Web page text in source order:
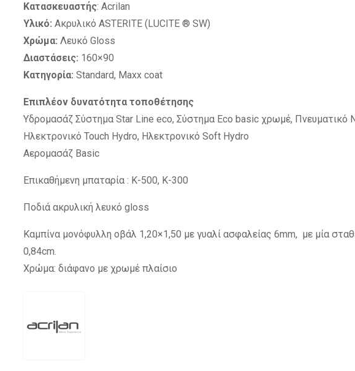
Κατασκευαστής: Acrilan
Υλικό: Ακρυλικό ASTERITE (LUCITE ® SW)
Χρώμα: Λευκό Gloss
Διαστάσεις: 160×90
Κατηγορία: Standard, Maxx coat
Επιπλέον δυνατότητα τοποθέτησης
Υδρομασάζ Σύστημα Star Line eco, Σύστημα Eco basic χρωμέ, Πνευματικό
Ηλεκτρονικό Touch Hydro, Ηλεκτρονικό Soft Hydro
Αερομασάζ Basic
Επικαθήμενη μπαταρία : K-500, K-300
Ποδιά ακρυλική λευκό gloss
Kαμπίνα μονόφυλλη οβάλ 1,20×1,50 με γυαλί ασφαλείας 6mm, με μία
0,84cm.
Χρώμα: διάφανο με χρωμέ πλαίσιο